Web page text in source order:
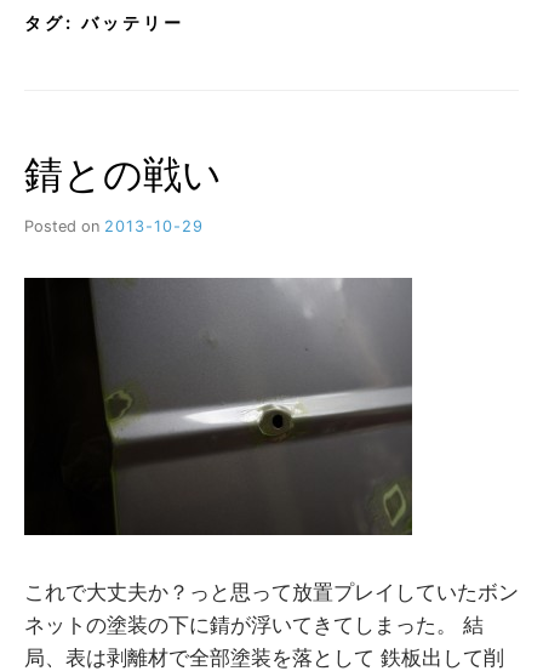
タグ: バッテリー
錆との戦い
Posted on 2013-10-29
M
これで大丈夫か？っと思って放置プレイしていたボン
ネットの塗装の下に錆が浮いてきてしまった。 結
局、表は剥離材で全部塗装を落として 鉄板出して削